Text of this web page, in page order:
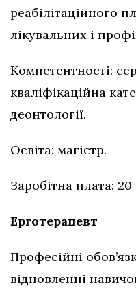
реабілітаційного
лікувальних і
Компетентності:
кваліфікаційна
деонтології.
Освіта: магістр.
Заробітна плата:
Ерготерапевт
Професійні
відновленні